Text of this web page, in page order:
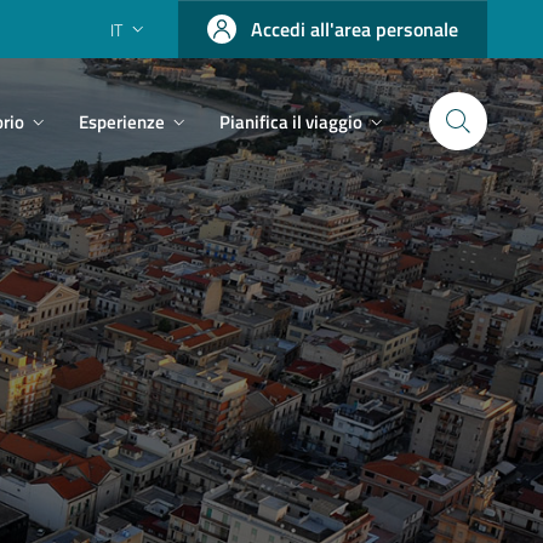
IT Accedi all'area personale
Esperienze Pianifica il viaggio